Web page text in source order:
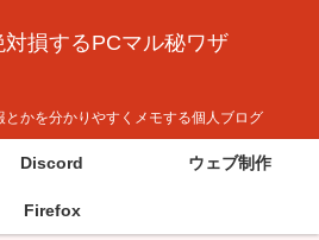
損するPCマル秘ワザ
かを分かりやすくメモする個人ブログ
Discord ウェブ制作
Firefox